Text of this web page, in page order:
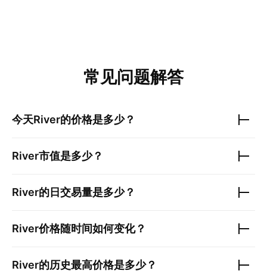
常见问题解答
今天River的价格是多少？
River市值是多少？
River的日交易量是多少？
River价格随时间如何变化？
River的历史最高价格是多少？